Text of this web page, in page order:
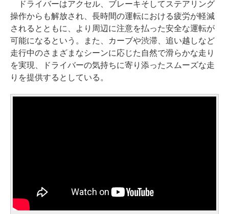
ドライバーはアクセル、ブレーキそしてステアリング
操作からも解放され、長時間の運転における疲労が軽減
されるとともに、より周辺に注意を払った安全な運転が
可能になるという。また、カーブや渋滞、追い越しなど
走行中のさまざまなシーンに応じた自然で滑らかな走り
を実現、ドライバーの気持ちに寄り添ったスムーズな走
りを提供するとしている。